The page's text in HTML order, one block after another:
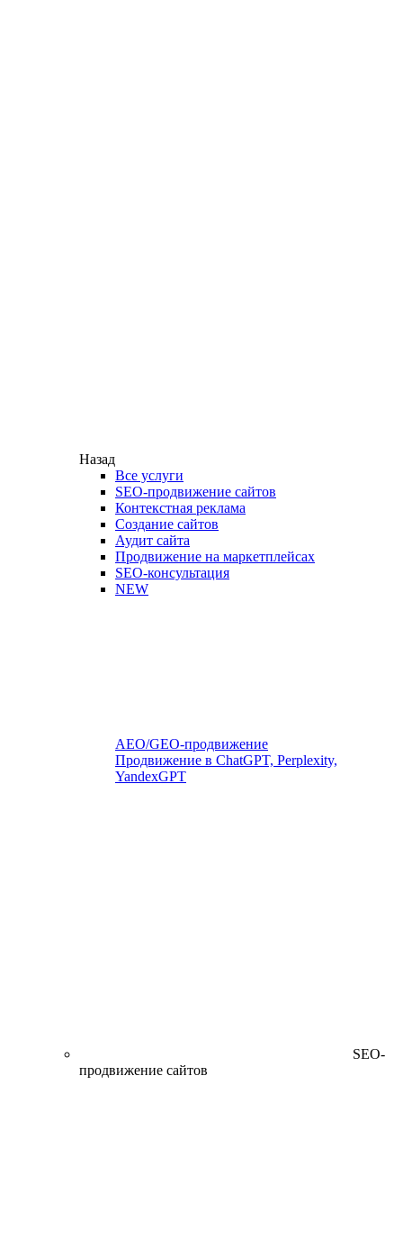
Назад
Все услуги
SEO-продвижение сайтов
Контекстная реклама
Создание сайтов
Аудит сайта
Продвижение на маркетплейсах
SEO-консультация
NEW
AEO/GEO-продвижение
Продвижение в ChatGPT, Perplexity,
YandexGPT
SEO-
продвижение сайтов